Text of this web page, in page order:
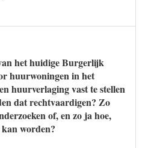
het huidige Burgerlijk
huurwoningen in het
huurverlaging vast te stellen
dat rechtvaardigen? Zo
of, en zo ja hoe,
worden?